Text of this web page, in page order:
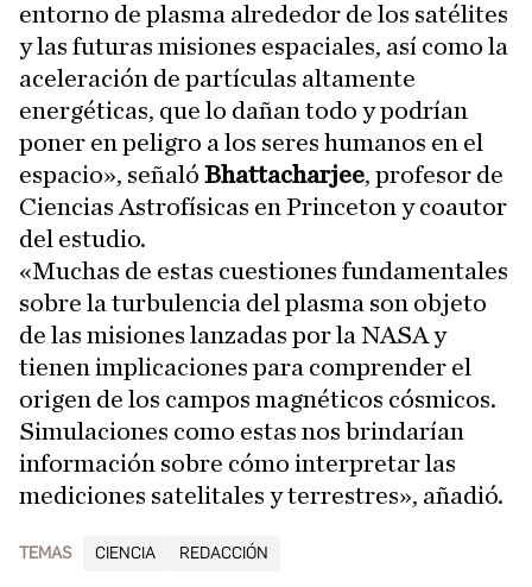
entorno de plasma alrededor de los satélites
y las futuras misiones espaciales, así como la
aceleración de partículas altamente
energéticas, que lo dañan todo y podrían
poner en peligro a los seres humanos en el
espacio», señaló Bhattacharjee, profesor de
Ciencias Astrofísicas en Princeton y coautor
del estudio.
«Muchas de estas cuestiones fundamentales
sobre la turbulencia del plasma son objeto
de las misiones lanzadas por la NASA y
tienen implicaciones para comprender el
origen de los campos magnéticos cósmicos.
Simulaciones como estas nos brindarían
información sobre cómo interpretar las
mediciones satelitales y terrestres», añadió.
TEMAS CIENCIA REDACCIÓN